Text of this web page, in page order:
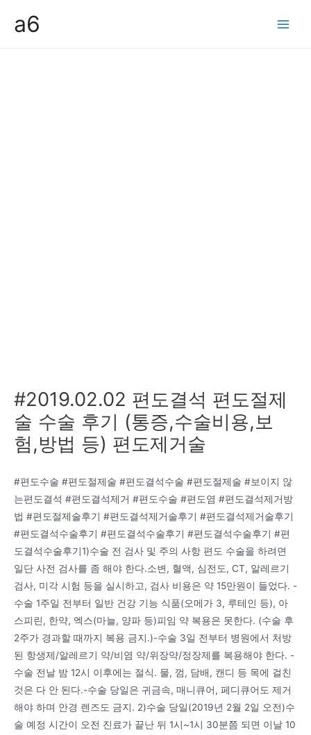
a6
#2019.02.02 편도결석 편도절제
술 수술 후기 (통증,수술비용,보
험,방법 등) 편도제거술
#편도수술 #편도절제술 #편도결석수술 #편도절제술 #보이지 않
는편도결석 #편도결석제거 #편도수술 #편도염 #편도결석제거방
법 #편도절제술후기 #편도결석제거술후기 #편도결석제거술후기
#편도결석수술후기 #편도결석수술후기 #편도결석수술후기 #편
도결석수술후기1)수술 전 검사 및 주의 사항 편도 수술을 하려면
일단 사전 검사를 좀 해야 한다.소변, 혈액, 심전도, CT, 알레르기
검사, 미각 시험 등을 실시하고, 검사 비용은 약 15만원이 들었다. -
수술 1주일 전부터 일반 건강 기능 식품(오메가 3, 루테인 등), 아
스피린, 한약, 엑스(마늘, 양파 등)피임 약 복용은 못한다. (수술 후
2주가 경과할 때까지 복용 금지.)-수술 3일 전부터 병원에서 처방
된 항생제/알레르기 약/비염 약/위장약/정장제를 복용해야 한다. -
수술 전날 밤 12시 이후에는 절식. 물, 껌, 담배, 캔디 등 목에 걸친
것은 다 안 된다.-수술 당일은 귀금속, 매니큐어, 페디큐어도 제거
해야 하며 안경 렌즈도 금지. 2)수술 당일(2019년 2월 2일 오전)수
술 예정 시간이 오전 진료가 끝난 뒤 1시~1시 30분쯤 되면 이날 10